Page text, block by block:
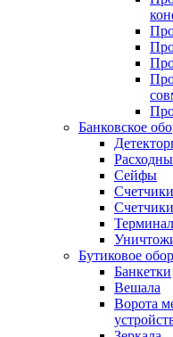
Банковское
Сейфы
Бутиковое
Банкетки
Вешала
Ворота